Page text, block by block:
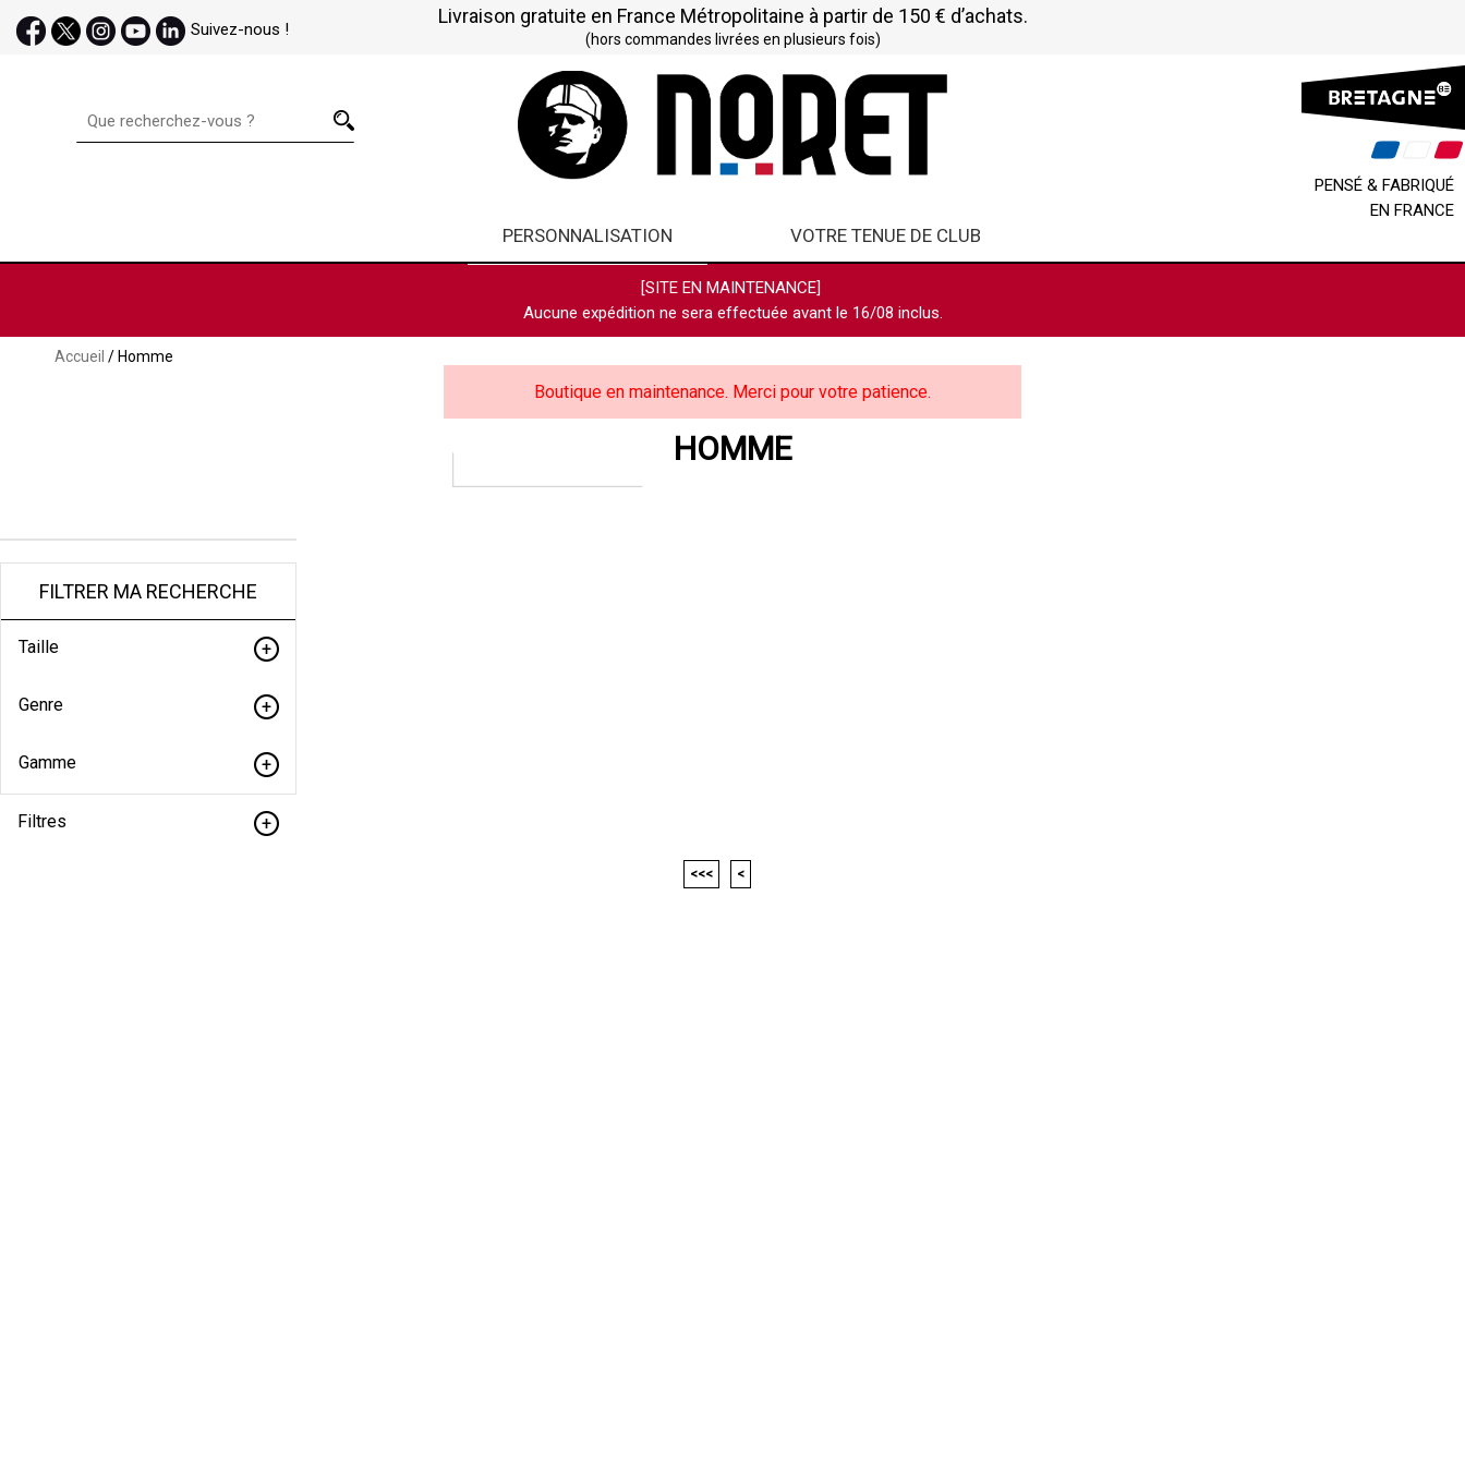
Suivez-nous !
Livraison gratuite en France Métropolitaine à partir de 150 € d’achats.
(hors commandes livrées en plusieurs fois)
PENSÉ & FABRIQUÉ
EN FRANCE
PERSONNALISATION VOTRE TENUE DE CLUB
[SITE EN MAINTENANCE]
Aucune expédition ne sera effectuée avant le 16/08 inclus.
Accueil / Homme
Boutique en maintenance. Merci pour votre patience.
HOMME
FILTRER MA RECHERCHE
Taille
Genre
Gamme
Filtres
<<< <